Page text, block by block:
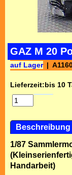
GAZ M 20
auf Lager
Lieferzeit:bis 10
Beschreibung
1/87
Handarbeit)